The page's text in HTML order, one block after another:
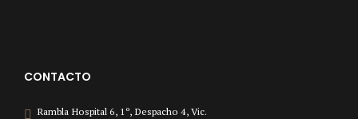
CONTACTO
Rambla Hospital 6, 1º, Despacho 4, Vic.